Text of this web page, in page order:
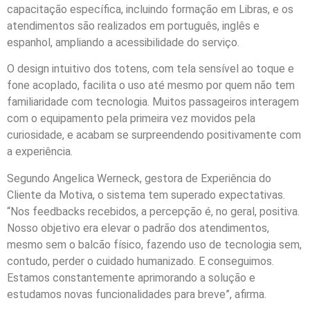
capacitação específica, incluindo formação em Libras, e os
atendimentos são realizados em português, inglês e
espanhol, ampliando a acessibilidade do serviço.
O design intuitivo dos totens, com tela sensível ao toque e
fone acoplado, facilita o uso até mesmo por quem não tem
familiaridade com tecnologia. Muitos passageiros interagem
com o equipamento pela primeira vez movidos pela
curiosidade, e acabam se surpreendendo positivamente com
a experiência.
Segundo Angelica Werneck, gestora de Experiência do
Cliente da Motiva, o sistema tem superado expectativas.
“Nos feedbacks recebidos, a percepção é, no geral, positiva.
Nosso objetivo era elevar o padrão dos atendimentos,
mesmo sem o balcão físico, fazendo uso de tecnologia sem,
contudo, perder o cuidado humanizado. E conseguimos.
Estamos constantemente aprimorando a solução e
estudamos novas funcionalidades para breve”, afirma.